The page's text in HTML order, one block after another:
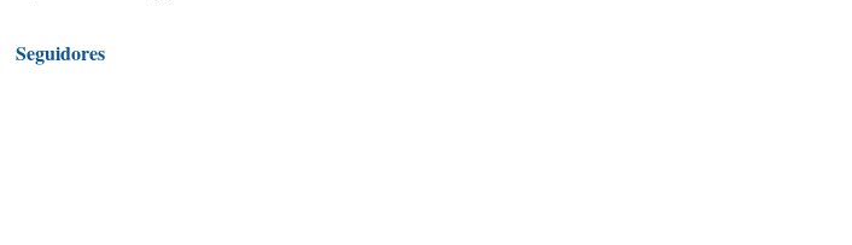
Seguidores